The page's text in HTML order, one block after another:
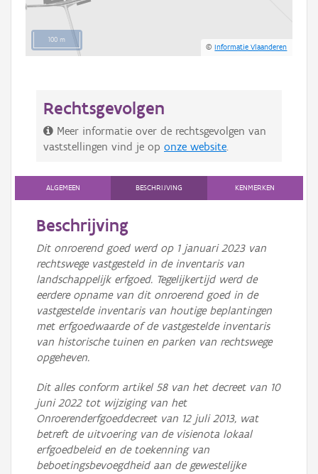
100 m
©Informatie Vlaanderen
Rechtsgevolgen
Meer informatie over de rechtsgevolgen van
vaststellingen vind je op onze website.
ALGEMEEN BESCHRIJVING KENMERKEN
Beschrijving
Dit onroerend goed werd op 1 januari 2023 van
rechtswege vastgesteld in de inventaris van
landschappelijk erfgoed. Tegelijkertijd werd de
eerdere opname van dit onroerend goed in de
vastgestelde inventaris van houtige beplantingen
met erfgoedwaarde of de vastgestelde inventaris
van historische tuinen en parken van rechtswege
opgeheven.
Dit alles conform artikel 58 van het decreet van 10
juni 2022 tot wijziging van het
Onroerenderfgoeddecreet van 12 juli 2013, wat
betreft de uitvoering van de visienota lokaal
erfgoedbeleid en de toekenning van
beboetingsbevoegdheid aan de gewestelijke